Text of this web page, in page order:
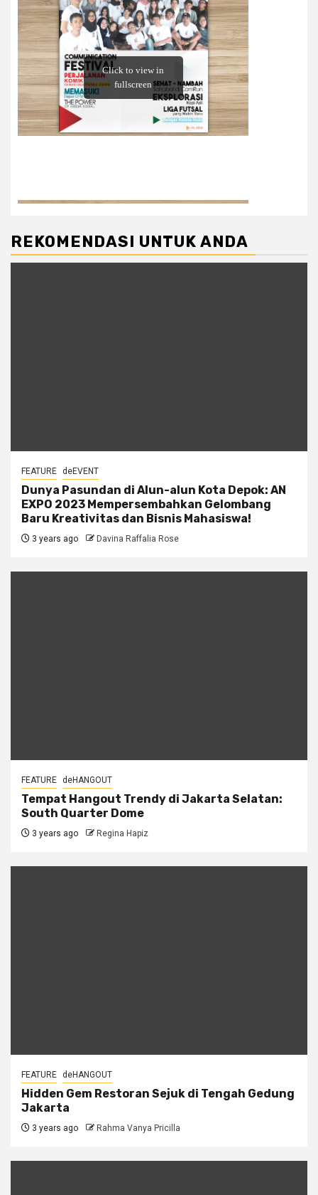
REKOMENDASI UNTUK ANDA
FEATURE deEVENT
Dunya Pasundan di Alun-alun Kota Depok: AN
EXPO 2023 Mempersembahkan Gelombang
Baru Kreativitas dan Bisnis Mahasiswa!
3 years ago Davina Raffalia Rose
FEATURE deHANGOUT
Tempat Hangout Trendy di Jakarta Selatan:
South Quarter Dome
3 years ago Regina Hapiz
FEATURE deHANGOUT
Hidden Gem Restoran Sejuk di Tengah Gedung
Jakarta
3 years ago Rahma Vanya Pricilla